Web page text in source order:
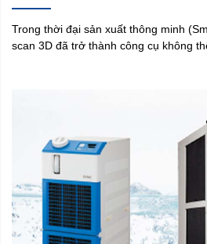
Trong thời đại sản xuất thông minh
scan 3D đã trở thành công cụ không
trong quá trình sản xuất. Tại Việt
máy quét 3D nổi tiếng hàng đầu thế
tự hào là nhà phân phối chính hãng,
từ thiết bị – phần mềm – đào tạo – dịch